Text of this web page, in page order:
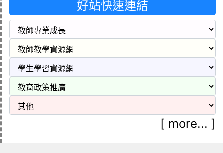
好站快速連結
[ more... ]